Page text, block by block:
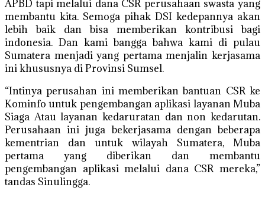
APBD tapi melalui dana CSR perusahaan swasta yang
membantu kita. Semoga pihak DSI kedepannya akan
lebih baik dan bisa memberikan kontribusi bagi
indonesia. Dan kami bangga bahwa kami di pulau
Sumatera menjadi yang pertama menjalin kerjasama
ini khususnya di Provinsi Sumsel.
“Intinya perusahan ini memberikan bantuan CSR ke
Kominfo untuk pengembangan aplikasi layanan Muba
Siaga Atau layanan kedaruratan dan non kedarutan.
Perusahaan ini juga bekerjasama dengan beberapa
kementrian dan untuk wilayah Sumatera, Muba
pertama yang diberikan dan membantu
pengembangan aplikasi melalui dana CSR mereka,”
tandas Sinulingga.